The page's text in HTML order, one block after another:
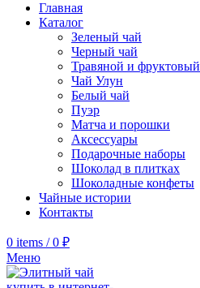
Главная
Каталог
Зеленый чай
Черный чай
Травяной и
Чай Улун
Белый чай
Пуэр
Матча и порошки
Аксессуары
Подарочные наборы
Шоколад в плитках
Шоколадные конфеты
Чайные истории
Контакты
0 items / 0 ₽
Меню